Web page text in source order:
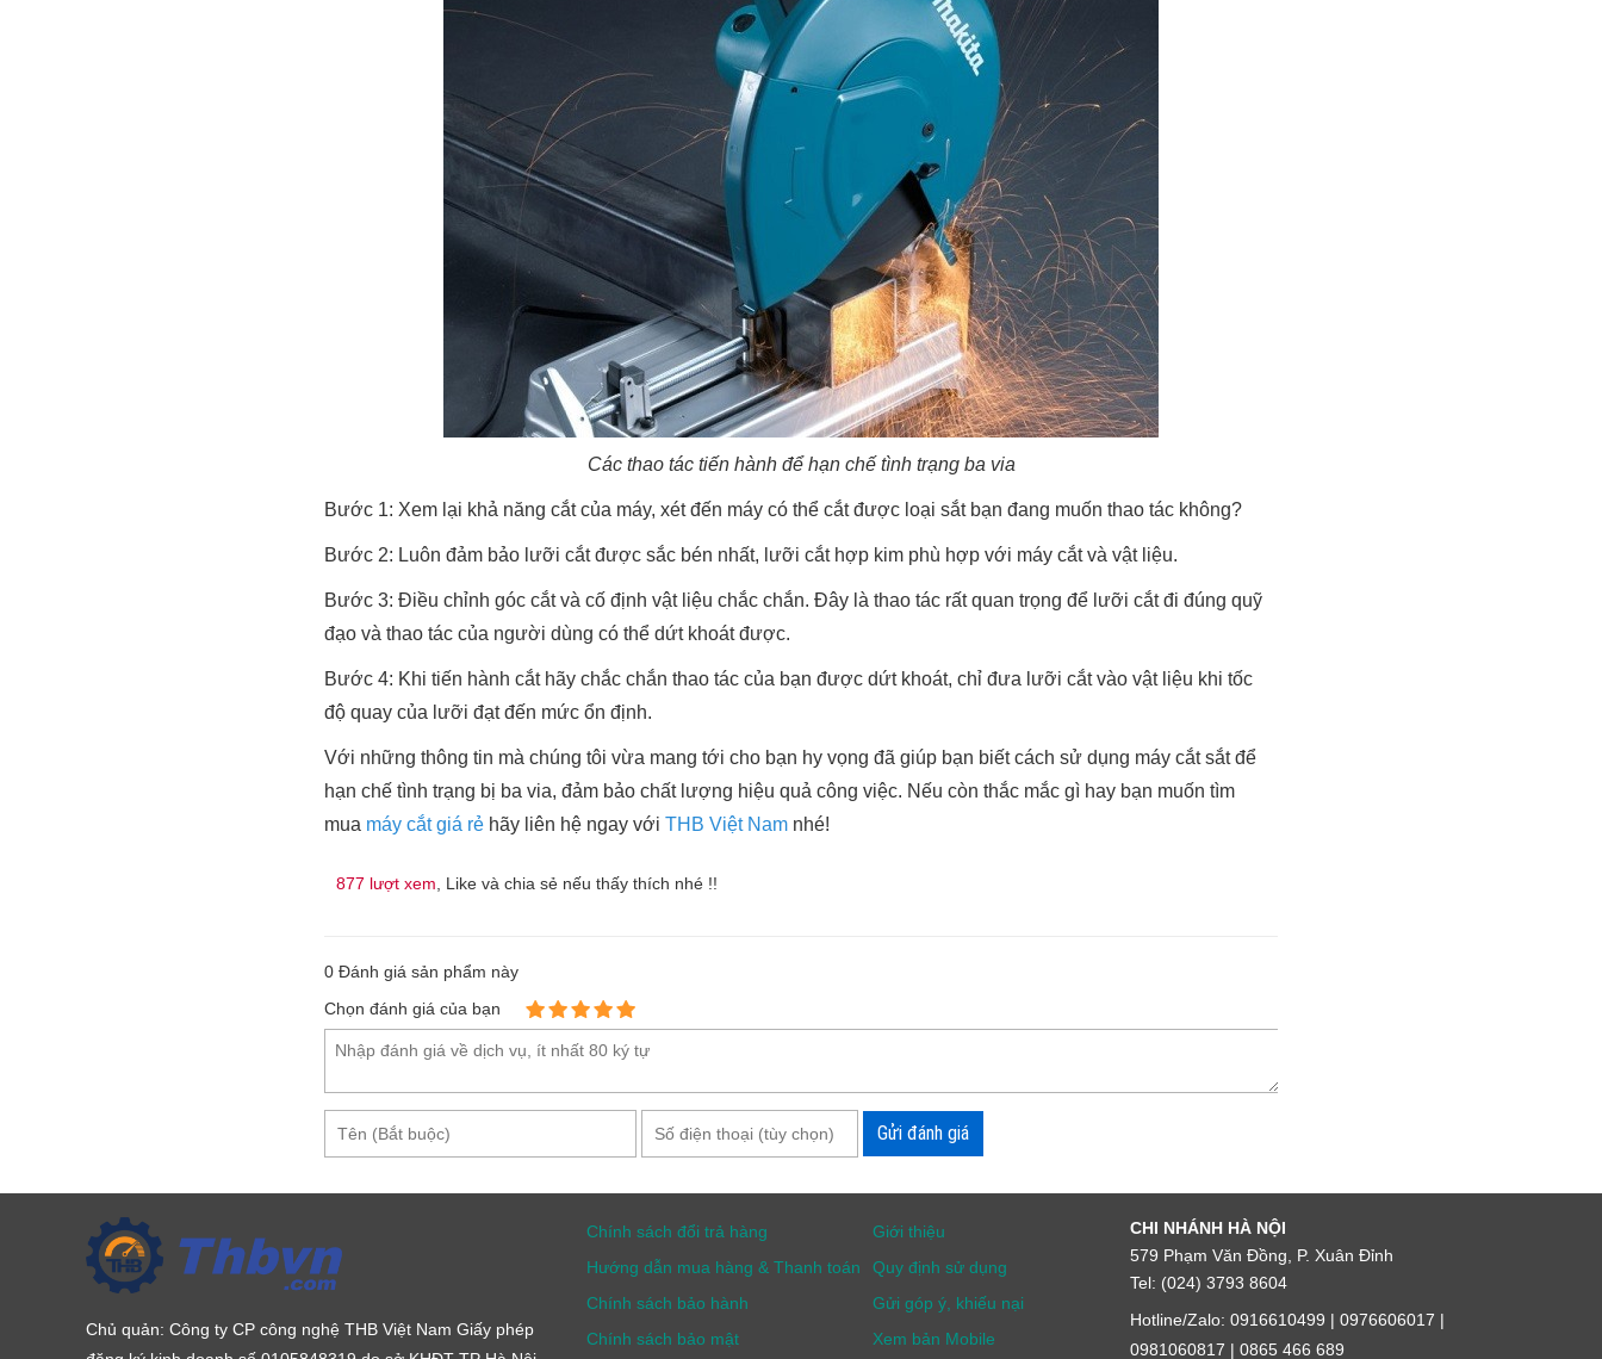
Các thao tác tiến hành để hạn chế tình trạng ba via
Bước 1: Xem lại khả năng cắt của máy, xét đến máy có thể cắt được loại sắt bạn đang muốn thao tác không?
Bước 2: Luôn đảm bảo lưỡi cắt được sắc bén nhất, lưỡi cắt hợp kim phù hợp với máy cắt và vật liệu.
Bước 3: Điều chỉnh góc cắt và cố định vật liệu chắc chắn. Đây là thao tác rất quan trọng để lưỡi cắt đi đúng quỹ
đạo và thao tác của người dùng có thể dứt khoát được.
Bước 4: Khi tiến hành cắt hãy chắc chắn thao tác của bạn được dứt khoát, chỉ đưa lưỡi cắt vào vật liệu khi tốc
độ quay của lưỡi đạt đến mức ổn định.
Với những thông tin mà chúng tôi vừa mang tới cho bạn hy vọng đã giúp bạn biết cách sử dụng máy cắt sắt để
hạn chế tình trạng bị ba via, đảm bảo chất lượng hiệu quả công việc. Nếu còn thắc mắc gì hay bạn muốn tìm
mua máy cắt giá rẻ hãy liên hệ ngay với THB Việt Nam nhé!
877 lượt xem , Like và chia sẻ nếu thấy thích nhé !!
0 Đánh giá sản phẩm này
Chọn đánh giá của bạn
Gửi đánh giá
Chủ quản: Công ty CP công nghệ THB Việt Nam Giấy phép
Chính sách đổi trả hàng
Hướng dẫn mua hàng & Thanh toán
Chính sách bảo hành
Chính sách bảo mật
Giới thiệu
Quy định sử dụng
Gửi góp ý, khiếu nại
Xem bản Mobile
CHI NHÁNH HÀ NỘI
579 Phạm Văn Đồng, P. Xuân Đỉnh
Tel: (024) 3793 8604
Hotline/Zalo: 0916610499 | 0976606017 |
0981060817 | 0865 466 689